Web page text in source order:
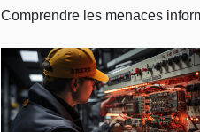
Comprendre les menaces